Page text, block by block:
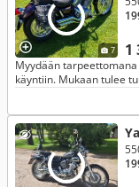
7 1
Myydään
käyntiin. Mukaan tulee